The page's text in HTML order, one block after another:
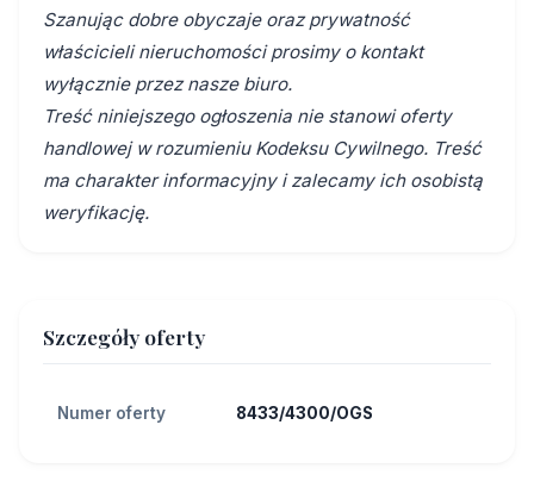
Szanując dobre obyczaje oraz prywatność
właścicieli nieruchomości prosimy o kontakt
wyłącznie przez nasze biuro.
Treść niniejszego ogłoszenia nie stanowi oferty
handlowej w rozumieniu Kodeksu Cywilnego. Treść
ma charakter informacyjny i zalecamy ich osobistą
weryfikację.
Szczegóły oferty
Numer oferty 8433/4300/OGS